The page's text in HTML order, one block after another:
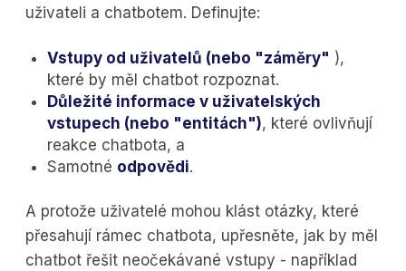
uživateli a chatbotem. Definujte:
Vstupy od uživatelů (nebo "záměry" ),
které by měl chatbot rozpoznat.
Důležité informace v uživatelských
vstupech (nebo "entitách"), které ovlivňují
reakce chatbota, a
Samotné odpovědi.
A protože uživatelé mohou klást otázky, které
přesahují rámec chatbota, upřesněte, jak by měl
chatbot řešit neočekávané vstupy - například